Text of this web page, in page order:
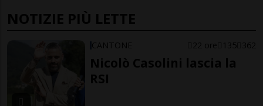
NOTIZIE PIÙ LETTE
CANTONE 22 ore 135 362
Nicolò Casolini lascia la
RSI